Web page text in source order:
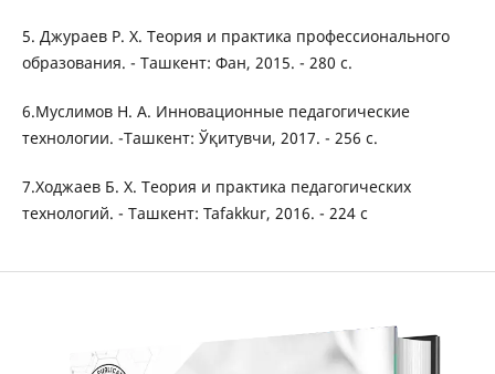
5. Джураев Р. Х. Теория и практика профессионального
образования. - Ташкент: Фан, 2015. - 280 с.
6.Муслимов Н. А. Инновационные педагогические
технологии. -Ташкент: Ўқитувчи, 2017. - 256 с.
7.Ходжаев Б. Х. Теория и практика педагогических
технологий. - Ташкент: Tafakkur, 2016. - 224 с